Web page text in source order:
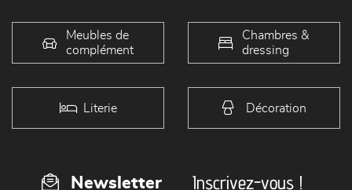
Meubles de
complément
Chambres &
dressing
Literie Décoration
Newsletter Inscrivez-vous !